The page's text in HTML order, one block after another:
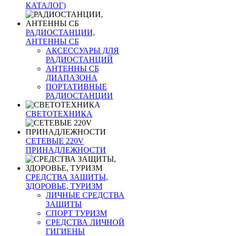
КАТАЛОГ)
РАДИОСТАНЦИИ,
АНТЕННЫ CБ
АКСЕССУАРЫ ДЛЯ
РАДИОСТАНЦИЙ
АНТЕННЫ CБ
ДИАПАЗОНА
ПОРТАТИВНЫЕ
РАДИОСТАНЦИИ
СВЕТОТЕХНИКА
СЕТЕВЫЕ 220V
ПРИНАДЛЕЖНОСТИ
СРЕДСТВА ЗАЩИТЫ,
ЗДОРОВЬЕ, ТУРИЗМ
ЛИЧНЫЕ СРЕДСТВА
ЗАЩИТЫ
СПОРТ ТУРИЗМ
СРЕДСТВА ЛИЧНОЙ
ГИГИЕНЫ